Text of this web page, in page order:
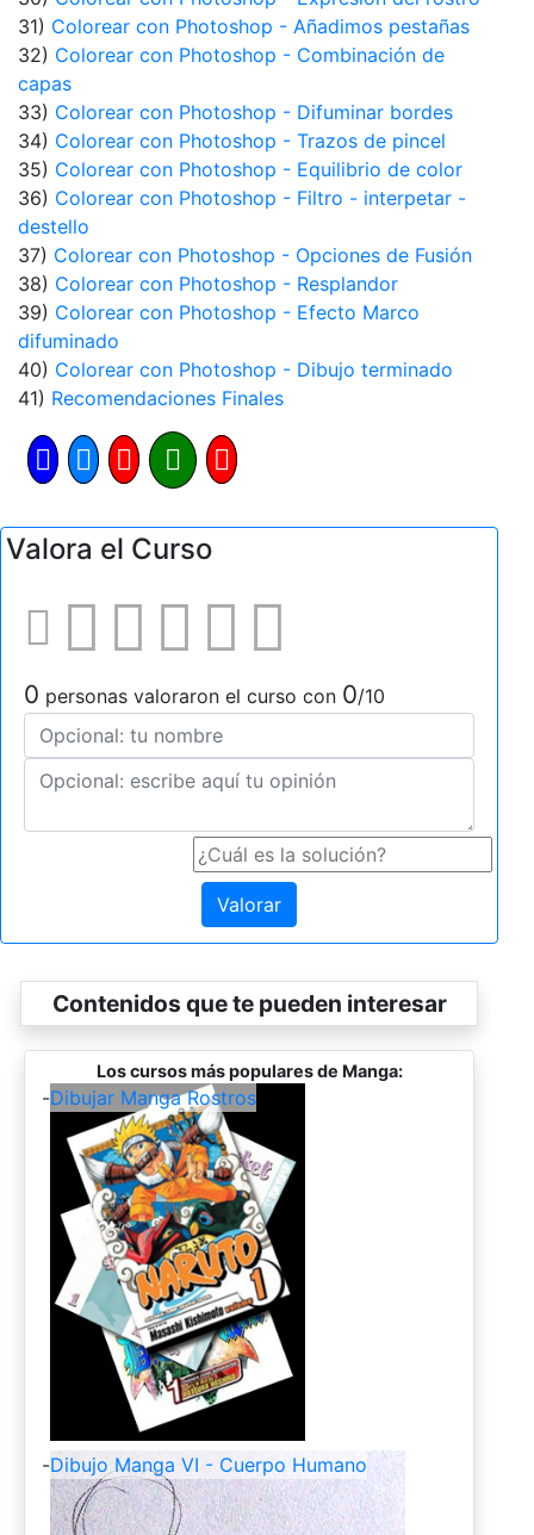
31) Colorear con Photoshop - Añadimos pestañas
32) Colorear con Photoshop - Combinación de
capas
33) Colorear con Photoshop - Difuminar bordes
34) Colorear con Photoshop - Trazos de pincel
35) Colorear con Photoshop - Equilibrio de color
36) Colorear con Photoshop - Filtro - interpetar -
destello
37) Colorear con Photoshop - Opciones de Fusión
38) Colorear con Photoshop - Resplandor
39) Colorear con Photoshop - Efecto Marco
difuminado
40) Colorear con Photoshop - Dibujo terminado
41) Recomendaciones Finales
Valora el Curso
0 personas valoraron el curso con 0/10
Valorar
Contenidos que te pueden interesar
Los cursos más populares de Manga:
-Dibujar Manga Rostros
-Dibujo Manga VI - Cuerpo Humano